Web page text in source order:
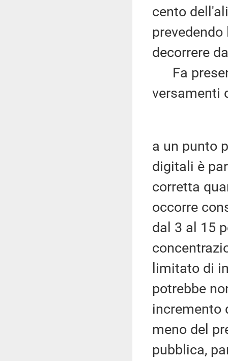
cento
decorrere
Fa
versamenti
a un punto
digitali è
corretta
occorre
dal 3 al 15
limitato di
potrebbe
incremento
meno del
pubblica,